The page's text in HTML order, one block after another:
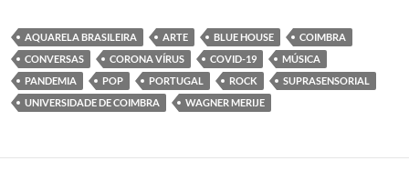
b
o
o
k
t
e
r
e
d
I
n
s
A
p
p
AQUARELA BRASILEIRA ARTE BLUE HOUSE
COIMBRA
CONVERSAS
CORONA VÍRUS COVID-19
MÚSICA
PANDEMIA
POP PORTUGAL ROCK
SUPRASENSORIAL
UNIVERSIDADE DE COIMBRA
WAGNER MERIJE